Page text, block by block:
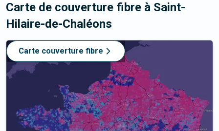
Carte de couverture fibre à Saint-
Hilaire-de-Chaléons
Carte couverture fibre